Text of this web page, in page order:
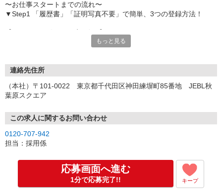
〜お仕事スタートまでの流れ〜
▼Step1 「履歴書」「証明写真不要」で簡単、3つの登録方法！
いつでも好きな時間に登録OK
受付時間/平日9:00〜19:00
【来場登録（目安1時間30分）】
▼Step2 全国にあるお仕事の中から、あなたにピッタリのお仕事を
ご案内
▼Step3 就業前に職場見学で気になる事はしっかりチェック！
応募⇒最短で2日後からの勤務も可能です！
もっと見る
連絡先住所
（本社）〒101-0022 東京都千代田区神田練塀町85番地 JEBL秋
葉原スクエア
この求人に関するお問い合わせ
0120-707-942
担当：採用係
応募画面へ進む
1分で応募完了!! キープ